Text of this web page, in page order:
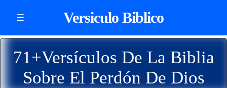
☰ Versiculo Biblico
71+Versículos De La Biblia
Sobre El Perdón De Dios